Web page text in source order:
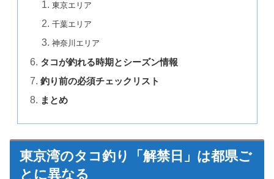
東京エリア
千葉エリア
神奈川エリア
タコが釣れる時期とシーズン情報
釣り前の必須チェックリスト
まとめ
東京湾のタコ釣り「解禁日」は都県ご
とに異なる